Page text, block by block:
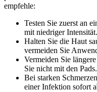
⁤empfehle: ‌
Testen ⁢Sie zuerst ⁤an
mit niedriger Intensität.
Halten Sie die Haut
vermeiden‌ Sie
Vermeiden Sie
Sie‌ nicht mit ‌den Pads.
Bei starken
einer⁤ Infektion sofort